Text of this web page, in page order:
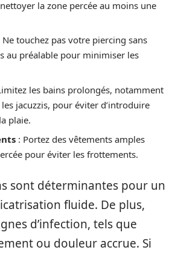
la zone percée au moins une
Ne touchez pas votre piercing sans
au préalable pour minimiser les
les bains prolongés, notamment
jacuzzis, pour éviter d’introduire
plaie.
: Portez des vêtements amples
pour éviter les frottements.
sont déterminantes pour un
fluide. De plus,
d’infection, tels que
ou douleur accrue. Si